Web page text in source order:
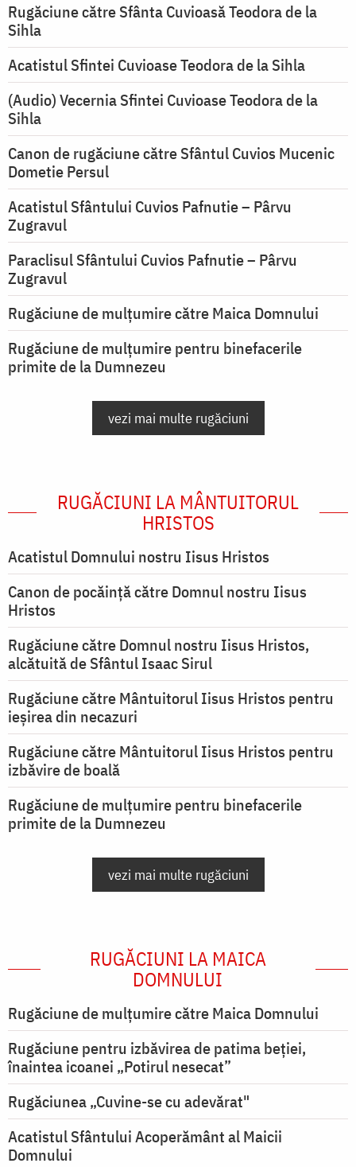
Rugăciune către Sfânta Cuvioasă Teodora de la
Sihla
Acatistul Sfintei Cuvioase Teodora de la Sihla
(Audio) Vecernia Sfintei Cuvioase Teodora de la
Sihla
Canon de rugăciune către Sfântul Cuvios Mucenic
Dometie Persul
Acatistul Sfântului Cuvios Pafnutie – Pârvu
Zugravul
Paraclisul Sfântului Cuvios Pafnutie – Pârvu
Zugravul
Rugăciune de mulţumire către Maica Domnului
Rugăciune de mulțumire pentru binefacerile
primite de la Dumnezeu
vezi mai multe rugăciuni
RUGĂCIUNI LA MÂNTUITORUL
HRISTOS
Acatistul Domnului nostru Iisus Hristos
Canon de pocăință către Domnul nostru Iisus
Hristos
Rugăciune către Domnul nostru Iisus Hristos,
alcătuită de Sfântul Isaac Sirul
Rugăciune către Mântuitorul Iisus Hristos pentru
ieşirea din necazuri
Rugăciune către Mântuitorul Iisus Hristos pentru
izbăvire de boală
Rugăciune de mulțumire pentru binefacerile
primite de la Dumnezeu
vezi mai multe rugăciuni
RUGĂCIUNI LA MAICA
DOMNULUI
Rugăciune de mulţumire către Maica Domnului
Rugăciune pentru izbăvirea de patima beției,
înaintea icoanei „Potirul nesecat”
Rugăciunea „Cuvine-se cu adevărat"
Acatistul Sfântului Acoperământ al Maicii
Domnului